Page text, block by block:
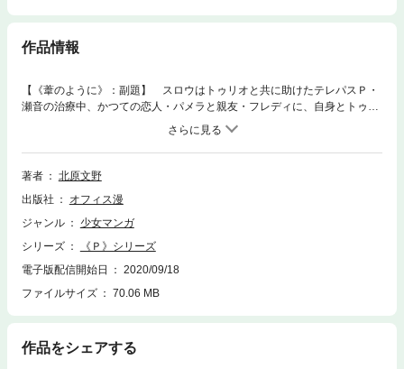
作品情報
【《葦のように》：副題】 スロウはトゥリオと共に助けたテレパスＰ・
瀬音の治療中、かつての恋人・パメラと親友・フレディに、自身とトゥリ
オが《Ｐ》であることを知られてしまう。人間を信用できないスロウは２
人の記憶を消し事態の収拾をはかろうとするが、そんなスロウの頑固な
《人間不信》に嫌気が差し、トゥリオは家を飛び出していってしまう。一
方、《Ｐ》を排除し、利用し、全地下都市を支配しようと企むゲオルグIII
わる人々の運命が静かに動き出す。これはスロウにまつわる深く悲しみに
満ちた物語……。北原文野先生がお贈りする壮大なる超能力者《Ｐ》たち
第13巻！！
著者
北原文野
出版社
オフィス漫
ジャンル
少女マンガ
シリーズ
《Ｐ》シリーズ
電子版配信開始日
2020/09/18
ファイルサイズ
70.06 MB
作品をシェアする